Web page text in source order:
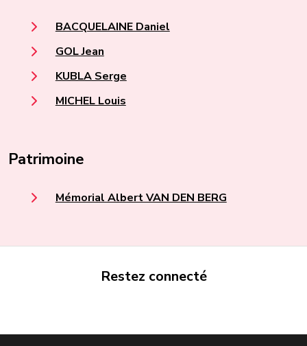
BACQUELAINE Daniel
GOL Jean
KUBLA Serge
MICHEL Louis
Patrimoine
Mémorial Albert VAN DEN BERG
Restez connecté